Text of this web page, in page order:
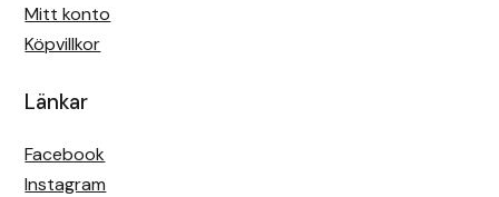
Mitt konto
Köpvillkor
Länkar
Facebook
Instagram